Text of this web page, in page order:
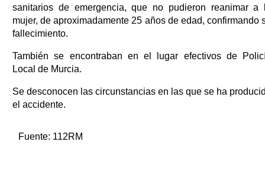
sanitarios de emergencia, que no pudieron reanimar a
mujer, de aproximadamente 25 años de edad, confirmando
fallecimiento.
También se encontraban en el lugar efectivos de
Local de Murcia.
Se desconocen las circunstancias en las que se ha
el accidente.
Fuente: 112RM